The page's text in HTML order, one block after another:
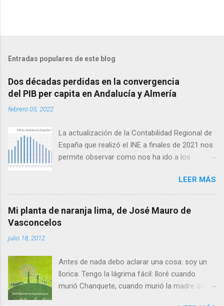
l
a
r
n
o
m
t
i
Entradas populares de este blog
Dos décadas perdidas en la convergencia
del PIB per capita en Andalucía y Almería
febrero 05, 2022
La actualización de la Contabilidad Regional de
España que realizó el INE a finales de 2021 nos
permite observar como nos ha ido a los
refiere en relación con el conjunto de España.
Antes de seguir conviene aclarar que
producción per cápita no es exactamente lo
mismo que renta per cápita, ya que esta difiere
del conjunto del Estado en forma de servicios
públicos y mayores ayudas. El gran agujero de
la pasada crisis financiera Lo cierto es que, tras
LEER MÁS
Mi planta de naranja lima, de José Mauro de
Vasconcelos
julio 18, 2012
Antes de nada debo aclarar una cosa: soy un
llorica. Tengo la lágrima fácil: lloré cuando
murió Chanquete, cuando murió la madre de